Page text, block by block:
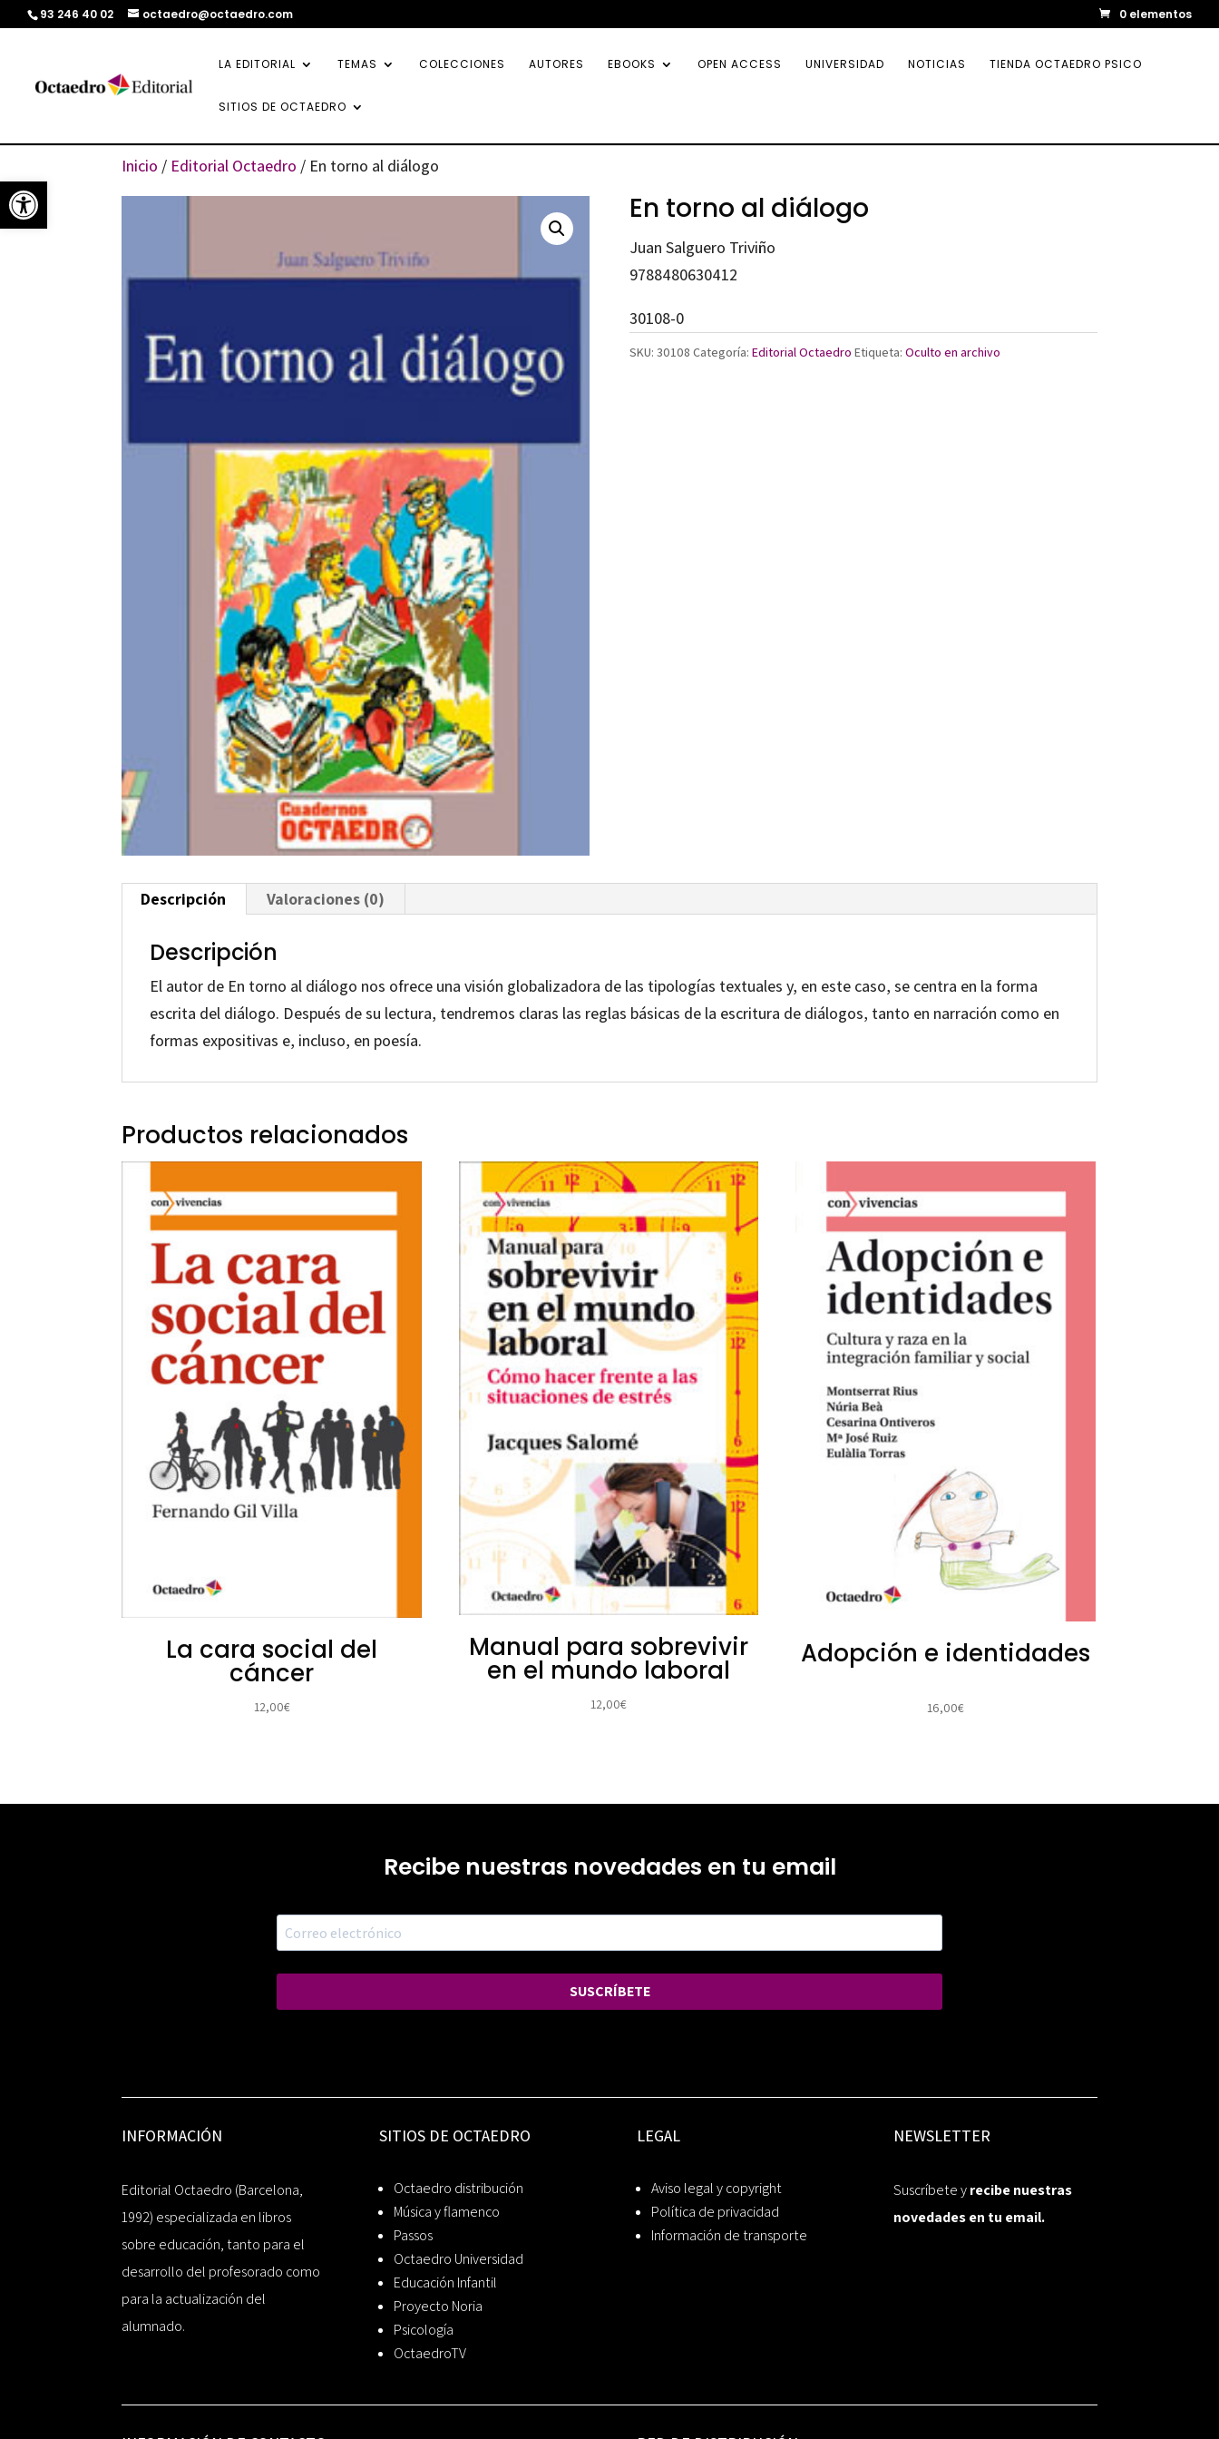
Abrir barra de herramientas
93 246 40 02 octaedro@octaedro.com 0 elementos
LA EDITORIAL TEMAS COLECCIONES AUTORES EBOOKS OPEN ACCESS UNIVERSIDAD NOTICIAS TIENDA OCTAEDRO PSICO
SITIOS DE OCTAEDRO
Inicio / Editorial Octaedro / En torno al diálogo
En torno al diálogo
Juan Salguero Triviño
9788480630412
30108-0
SKU: 30108 Categoría: Editorial Octaedro Etiqueta: Oculto en archivo
Descripción Valoraciones (0)
Descripción
El autor de En torno al diálogo nos ofrece una visión globalizadora de las tipologías textuales y, en este caso, se centra en la forma
escrita del diálogo. Después de su lectura, tendremos claras las reglas básicas de la escritura de diálogos, tanto en narración como en
formas expositivas e, incluso, en poesía.
Productos relacionados
La cara social del
cáncer
12,00€
Manual para sobrevivir
en el mundo laboral
12,00€
Adopción e identidades
16,00€
Recibe nuestras novedades en tu email
SUSCRÍBETE
INFORMACIÓN
Editorial Octaedro (Barcelona,
1992) especializada en libros
sobre educación, tanto para el
desarrollo del profesorado como
para la actualización del
alumnado.
SITIOS DE OCTAEDRO
Octaedro distribución
Música y flamenco
Passos
Octaedro Universidad
Educación Infantil
Proyecto Noria
Psicología
OctaedroTV
LEGAL
Aviso legal y copyright
Política de privacidad
Información de transporte
NEWSLETTER
Suscríbete yrecibe nuestras
novedades en tu email.